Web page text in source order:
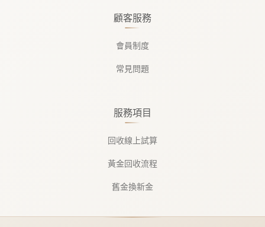
顧客服務
會員制度
常見問題
服務項目
回收線上試算
黃金回收流程
舊金換新金